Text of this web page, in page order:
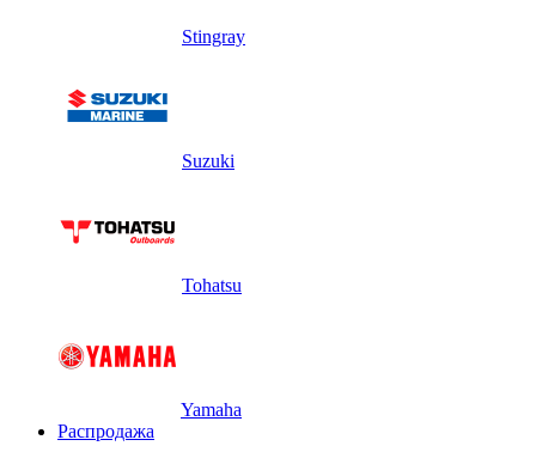
Stingray
Suzuki
Tohatsu
Yamaha
Распродажа